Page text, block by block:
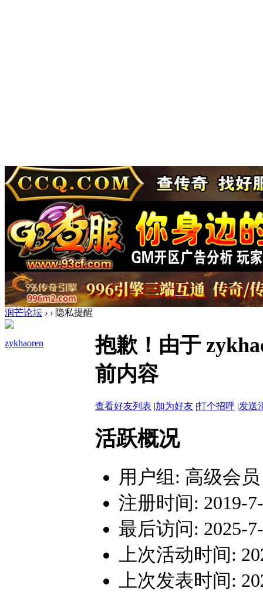
润芒论坛 › › 隐私提醒
zykhaoren
抱歉！由于
前内容
查看好友列表 |加为好友 |打个招呼 |发送
活跃概况
用户组: 高级会员
注册时间: 2019-
最后访问: 2025-
上次活动时间:
上次发表时间: